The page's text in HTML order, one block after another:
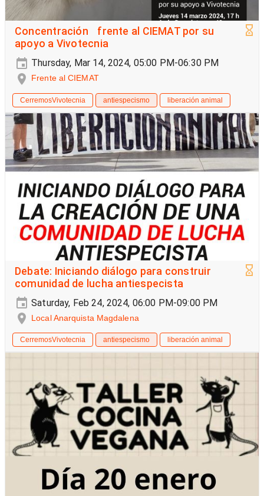
Concentración frente al CIEMAT por su
apoyo a Vivotecnia
Thursday, Mar 14, 2024, 05:00 PM-06:30 PM
Frente al CIEMAT
CerremosVivotecnia antiespecismo liberación animal
Debate: Iniciando diálogo para construir
comunidad de lucha antiespecista
Saturday, Feb 24, 2024, 06:00 PM-09:00 PM
Local Anarquista Magdalena
CerremosVivotecnia antiespecismo liberación animal